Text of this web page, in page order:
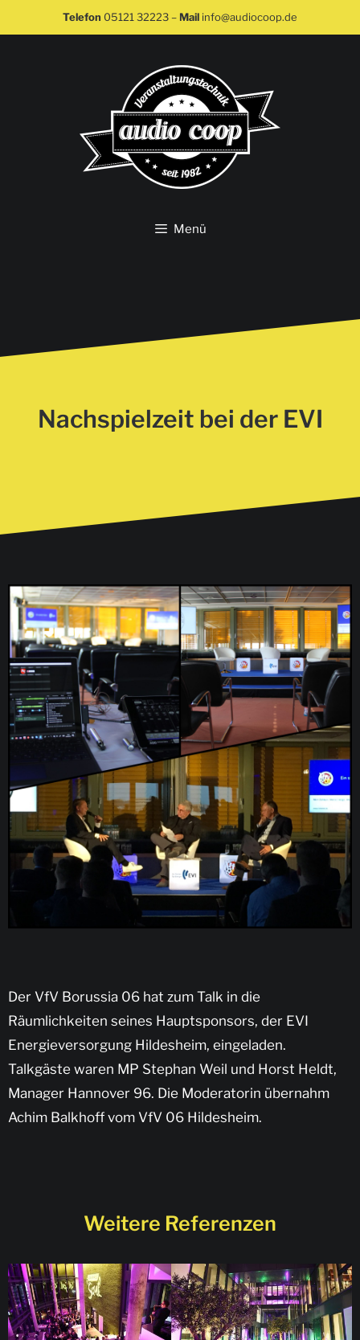
Telefon 05121 32223– Mail info@audiocoop.de
Menü
Nachspielzeit bei der EVI
Der VfV Borussia 06 hat zum Talk in die
Räumlichkeiten seines Hauptsponsors, der EVI
Energieversorgung Hildesheim, eingeladen.
Talkgäste waren MP Stephan Weil und Horst Heldt,
Manager Hannover 96. Die Moderatorin übernahm
Achim Balkhoff vom VfV 06 Hildesheim.
Weitere Referenzen